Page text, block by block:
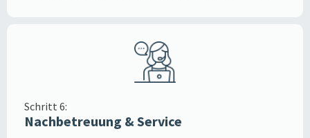
Schritt 6:
Nachbetreuung & Service